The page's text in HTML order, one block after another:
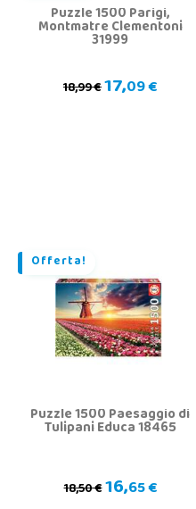
Puzzle 1500 Parigi,
Montmatre Clementoni
31999
18,99 €17,09 €
Offerta!
Puzzle 1500 Paesaggio di
Tulipani Educa 18465
18,50 €16,65 €